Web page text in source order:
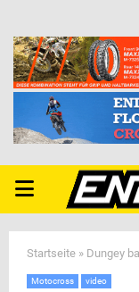
PRIMARY
MENU
Startseite » Dungey
Motocross video